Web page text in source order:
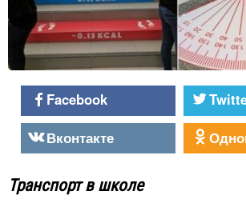
Facebook
Вконтакте
Транспорт в школе